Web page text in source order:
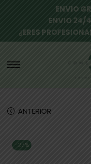
ENVIO
ENVIO 24/
¿ERES
ANTERIOR
-27%